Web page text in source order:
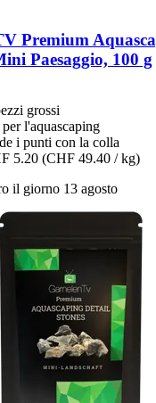
Premium
Paesaggio, 100 g
grossi
l'aquascaping
i punti con la colla
5.20 (CHF 49.40 / kg)
il giorno 13 agosto